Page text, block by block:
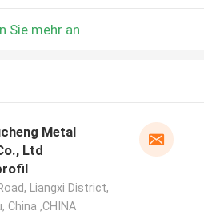
Sie mehr an
Metal
Ltd
Liangxi District,
China ,CHINA